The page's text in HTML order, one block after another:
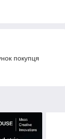
покупця